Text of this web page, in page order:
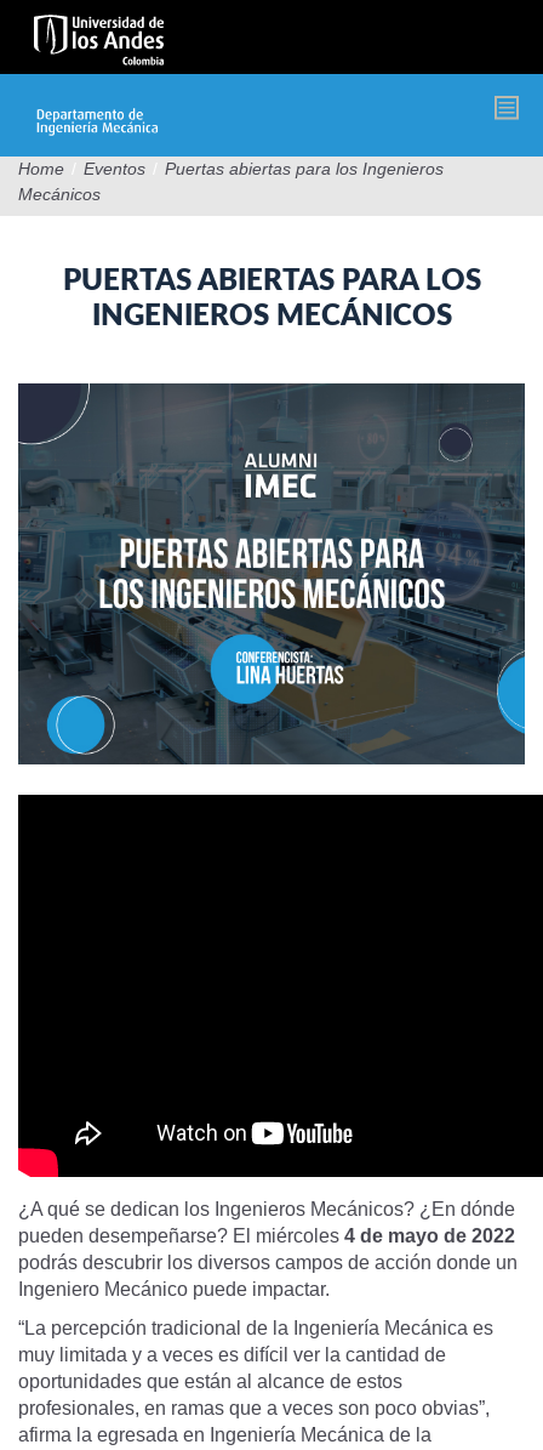
Pasar
contenido
Home / Eventos / Puertas abiertas para los Ingenieros
Mecánicos
PUERTAS ABIERTAS PARA LOS
INGENIEROS MECÁNICOS
¿A qué se dedican los Ingenieros Mecánicos? ¿En dónde
pueden desempeñarse? El miércoles 4 de mayo de 2022
podrás descubrir los diversos campos de acción donde un
Ingeniero Mecánico puede impactar.
“La percepción tradicional de la Ingeniería Mecánica es
muy limitada y a veces es difícil ver la cantidad de
oportunidades que están al alcance de estos
profesionales, en ramas que a veces son poco obvias”,
afirma la egresada en Ingeniería Mecánica de la